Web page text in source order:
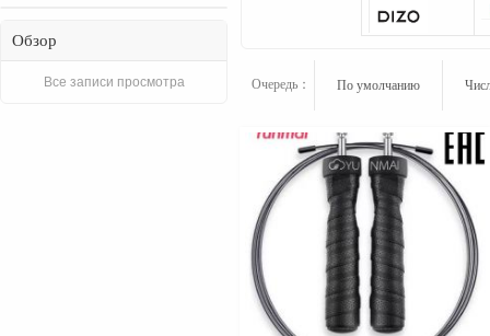
Обзор
Все записи просмотра Очередь： По умолчанию